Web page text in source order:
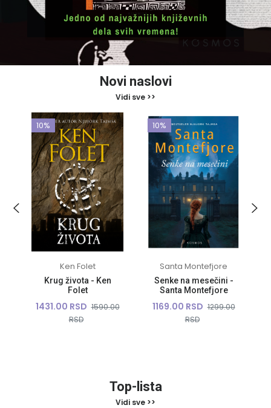
Novi naslovi
Vidi sve >>
10%
Ken Folet
Krug života - Ken
Folet
1431.00 RSD 1590.00
RSD
10%
Santa Montefjore
Senke na mesečini -
Santa Montefjore
1169.00 RSD 1299.00
RSD
Top-lista
Vidi sve >>